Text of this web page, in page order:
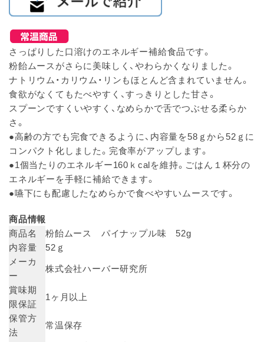
さっぱりした口溶けのエネルギー補給食品です。
粉飴ムースがさらに美味しく、やわらかくなりました。
ナトリウム・カリウム・リンもほとんど含まれていません。
食欲がなくてもたべやすく、すっきりとした甘さ。
スプーンですくいやすく、なめらかで舌でつぶせる柔らか
さ。
●高齢の方でも完食できるように、内容量を58ｇから52ｇに
コンパクト化しました。完食率がアップします。
●1個当たりのエネルギー160ｋcalを維持。ごはん１杯分の
エネルギーを手軽に補給できます。
●嚥下にも配慮したなめらかで食べやすいムースです。
商品情報
商品名
粉飴ムース パイナップル味 52g
内容量
52ｇ
メーカ
ー
株式会社ハーバー研究所
賞味期
限保証
1ヶ月以上
保管方
法
常温保存